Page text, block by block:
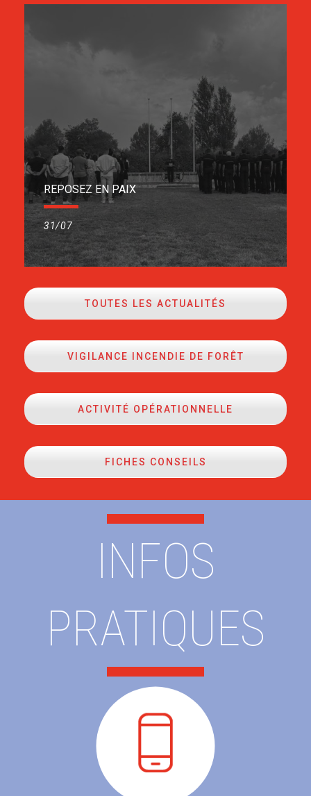
REPOSEZ EN PAIX
31/07
TOUTES LES ACTUALITÉS
VIGILANCE INCENDIE DE FORÊT
ACTIVITÉ OPÉRATIONNELLE
FICHES CONSEILS
INFOS
PRATIQUES